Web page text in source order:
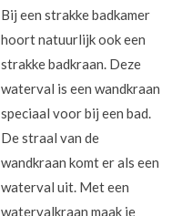
Bij een strakke badkamer
hoort natuurlijk ook een
strakke badkraan. Deze
waterval is een wandkraan
speciaal voor bij een bad.
De straal van de
wandkraan komt er als een
waterval uit. Met een
watervalkraan maak je